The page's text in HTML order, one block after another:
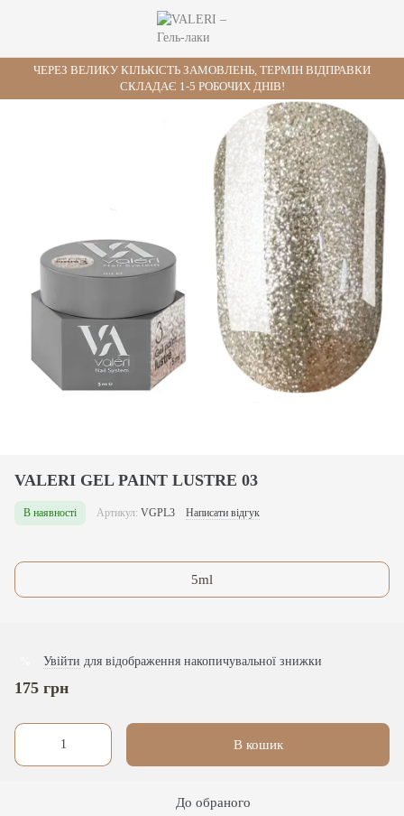
ЧЕРЕЗ ВЕЛИКУ КІЛЬКІСТЬ ЗАМОВЛЕНЬ, ТЕРМІН ВІДПРАВКИ
СКЛАДАЄ 1-5 РОБОЧИХ ДНІВ!
VALERI GEL PAINT LUSTRE 03
В наявності Артикул: VGPL3 Написати відгук
5ml
175 грн
В кошик
Увійти для відображення накопичувальної знижки
До обраного